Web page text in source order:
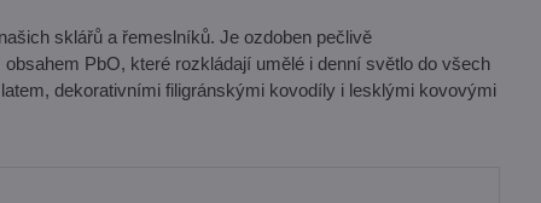
sklářů a řemeslníků. Je ozdoben pečlivě
PbO, které rozkládají umělé i denní světlo do všech
dekorativními filigránskými kovodíly i lesklými kovovými